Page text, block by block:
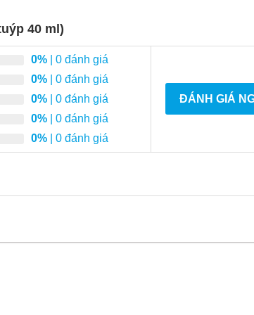
40 ml)
0% | 0 đánh giá
0% | 0 đánh giá
0% | 0 đánh giá
0% | 0 đánh giá
0% | 0 đánh giá
ĐÁNH GIÁ